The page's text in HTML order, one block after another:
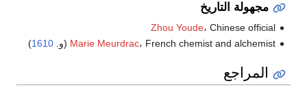
مجهولة التاريخ
Zhou Youde، Chinese official
Marie Meurdrac، French chemist and alchemist (و. 1610
)
المراجع